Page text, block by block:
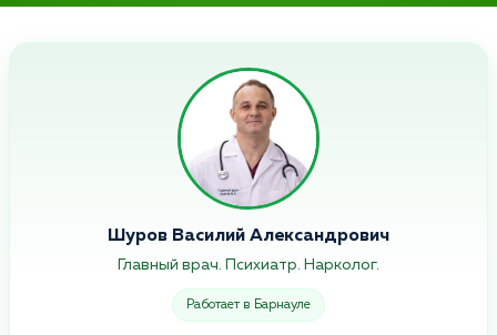
Шуров Василий Александрович
Главный врач. Психиатр. Нарколог.
Работает в Барнауле